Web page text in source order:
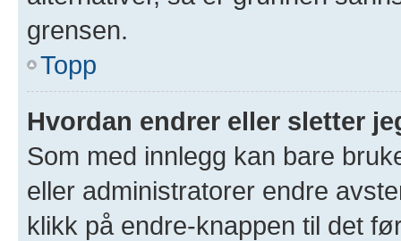
grensen.
Topp
Hvordan endrer eller sletter
Som med innlegg kan bare
eller administratorer endre
klikk på endre-knappen til det